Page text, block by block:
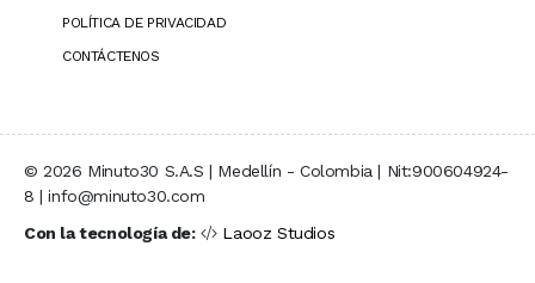
POLÍTICA DE PRIVACIDAD
CONTÁCTENOS
© 2026 Minuto30 S.A.S | Medellín - Colombia | Nit:900604924-
8 | info@minuto30.com
Con la tecnología de:
Laooz Studios